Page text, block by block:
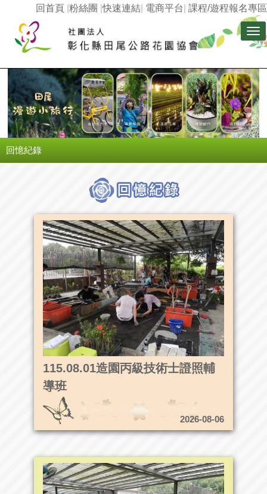
課程/遊程報名專區
電商平台
快速連結
粉絲團 |
回首頁
回憶紀錄
115.08.01造園丙級技術士證照輔
導班
2026-08-06